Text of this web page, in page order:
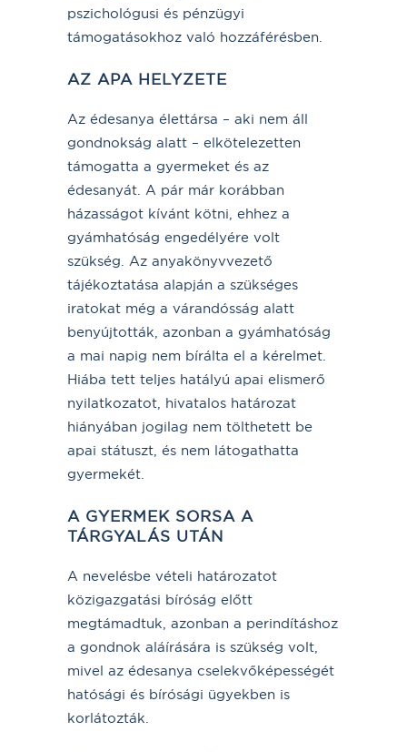
pszichológusi és pénzügyi
támogatásokhoz való hozzáférésben.
AZ APA HELYZETE
Az édesanya élettársa – aki nem áll
gondnokság alatt – elkötelezetten
támogatta a gyermeket és az
édesanyát. A pár már korábban
házasságot kívánt kötni, ehhez a
gyámhatóság engedélyére volt
szükség. Az anyakönyvvezető
tájékoztatása alapján a szükséges
iratokat még a várandósság alatt
benyújtották, azonban a gyámhatóság
a mai napig nem bírálta el a kérelmet.
Hiába tett teljes hatályú apai elismerő
nyilatkozatot, hivatalos határozat
hiányában jogilag nem tölthetett be
apai státuszt, és nem látogathatta
gyermekét.
A GYERMEK SORSA A
TÁRGYALÁS UTÁN
A nevelésbe vételi határozatot
közigazgatási bíróság előtt
megtámadtuk, azonban a perindításhoz
a gondnok aláírására is szükség volt,
mivel az édesanya cselekvőképességét
hatósági és bírósági ügyekben is
korlátozták.